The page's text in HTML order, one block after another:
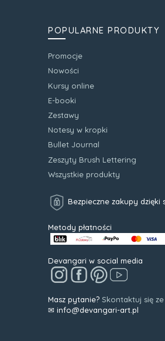
POPULARNE PRODUKTY
Promocje
Nowości
Kursy online
E-booki
Zestawy
Notesy w kropki
Bullet Journal
Zeszyty Brush Lettering
Wszystkie produkty
Bezpieczne zakupy dzięki
Metody płatności
Devangari w social media
Masz pytanie? Skontaktuj się ze
✉ info@devangari-art.pl